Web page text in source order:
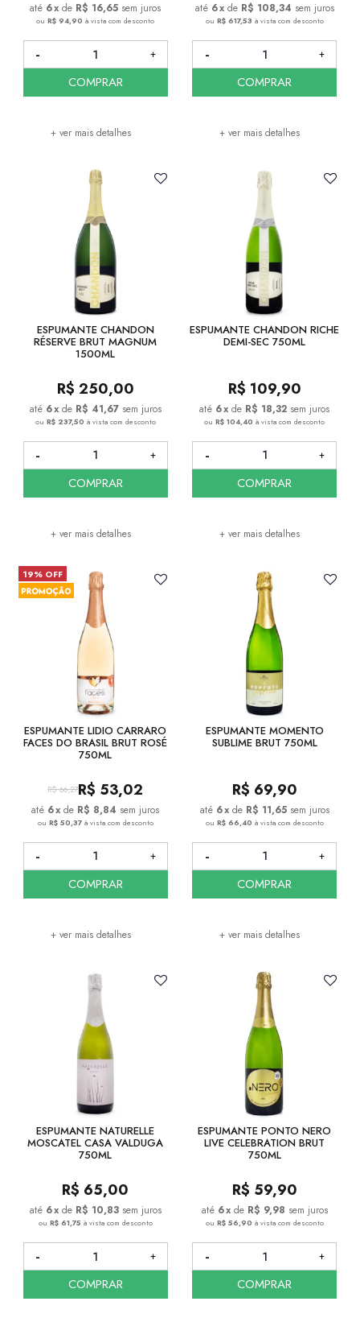
6x de R$ 16,65 sem juros
ouR$ 94,90à vista com desconto
+ ver mais detalhes
COMPRAR
6x de R$ 108,34 sem juros
ou R$ 617,53 à vista com desconto
+ ver mais detalhes
COMPRAR
ESPUMANTE CHANDON
RÉSERVE BRUT MAGNUM
1500ML
R$ 250,00
6x de R$ 41,67 sem juros
ou R$ 237,50 à vista com desconto
+ ver mais detalhes
COMPRAR
ESPUMANTE CHANDON RICHE
DEMI-SEC 750ML
R$ 109,90
6x de R$ 18,32 sem juros
ouR$ 104,40à vista com desconto
+ ver mais detalhes
COMPRAR
19% OFF
ESPUMANTE LIDIO CARRARO
FACES DO BRASIL BRUT ROSÉ
750ML
R$ 66,27R$ 53,02
6x de R$ 8,84 sem juros
ou R$ 50,37 à vista com desconto
+ ver mais detalhes
COMPRAR
ESPUMANTE MOMENTO
SUBLIME BRUT 750ML
R$ 69,90
6x de R$ 11,65 sem juros
ou R$ 66,40 à vista com desconto
+ ver mais detalhes
COMPRAR
ESPUMANTE NATURELLE
MOSCATEL CASA VALDUGA
750ML
R$ 65,00
6x de R$ 10,83 sem juros
ou R$ 61,75 à vista com desconto
COMPRAR
ESPUMANTE PONTO NERO
LIVE CELEBRATION BRUT
750ML
R$ 59,90
6x de R$ 9,98 sem juros
ou R$ 56,90 à vista com desconto
COMPRAR